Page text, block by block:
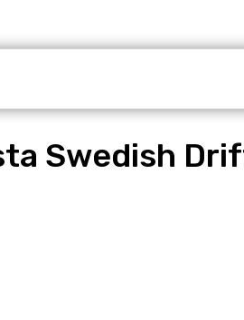
Swedish